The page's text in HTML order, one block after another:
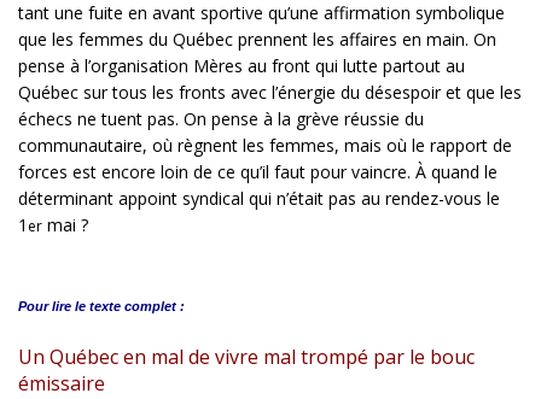
tant une fuite en avant sportive qu’une affirmation symbolique
que les femmes du Québec prennent les affaires en main. On
pense à l’organisation Mères au front qui lutte partout au
Québec sur tous les fronts avec l’énergie du désespoir et que les
échecs ne tuent pas. On pense à la grève réussie du
communautaire, où règnent les femmes, mais où le rapport de
forces est encore loin de ce qu’il faut pour vaincre. À quand le
déterminant appoint syndical qui n’était pas au rendez-vous le
1 er mai ?
Pour lire le texte complet :
Un Québec en mal de vivre mal trompé par le bouc
émissaire